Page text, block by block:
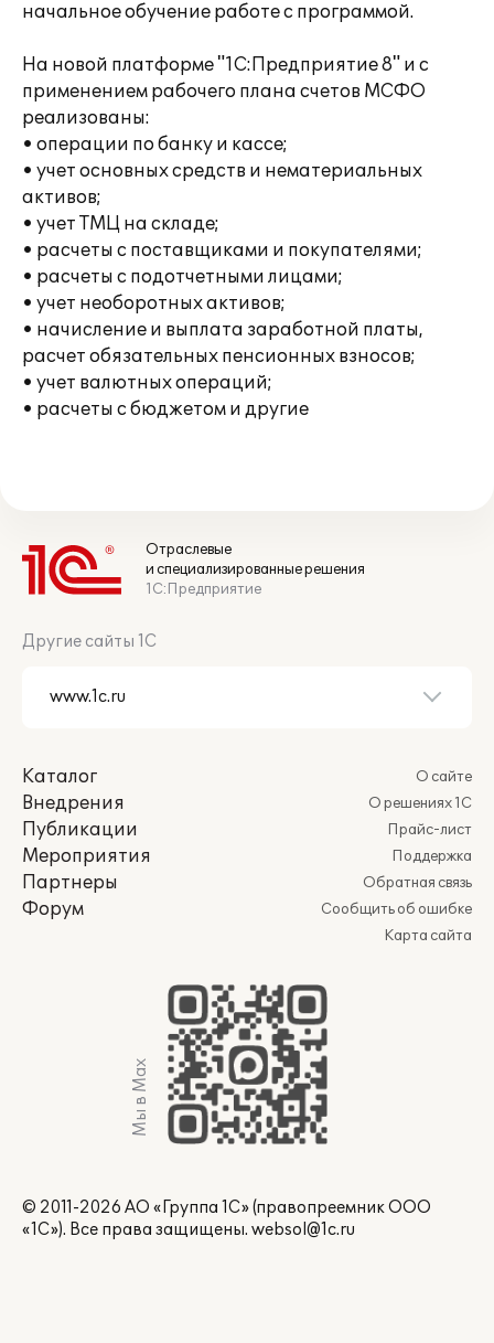
начальное обучение работе с программой.
На новой платформе "1С:Предприятие 8" и с
применением рабочего плана счетов МСФО
реализованы:
• операции по банку и кассе;
• учет основных средств и нематериальных
активов;
• учет ТМЦ на складе;
• расчеты с поставщиками и покупателями;
• расчеты с подотчетными лицами;
• учет необоротных активов;
• начисление и выплата заработной платы,
расчет обязательных пенсионных взносов;
• учет валютных операций;
• расчеты с бюджетом и другие
Отраслевые
и специализированные решения
1С:Предприятие
Другие сайты 1С
Каталог
Внедрения
Публикации
Мероприятия
Партнеры
Форум
О сайте
О решениях 1С
Прайс-лист
Поддержка
Обратная связь
Сообщить об ошибке
Карта сайта
Мы в Max
© 2011-2026 АО «Группа 1С» (правопреемник ООО
«1С»). Все права защищены. websol@1c.ru